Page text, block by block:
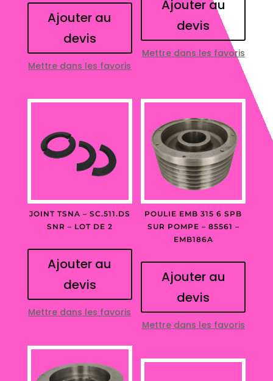
Ajouter au
devis
Mettre dans les favoris
Ajouter au
devis
Mettre dans les favoris
JOINT TSNA – SC.511.DS
SNR – LOT DE 2
Ajouter au
devis
Mettre dans les favoris
POULIE EMB 315 6 SPB
SUR POMPE – 85561 –
EMB186A
Ajouter au
devis
Mettre dans les favoris